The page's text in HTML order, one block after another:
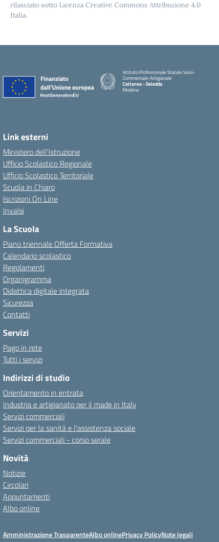
rilasciato sotto Licenza Creative Commons Attribuzione 4.0
Italia.
Istituto Professionale Statale Socio-
Commerciale-Artigianale
Cattaneo - Deledda
Modena
Link esterni
Ministero dell'Istruzione
Ufficio Scolastico Regionale
Ufficio Scolastico Territoriale
Scuola in Chiaro
Iscrizioni On Line
Invalsi
La Scuola
Piano triennale Offerta Formativa
Calendario scolastico
Regolamenti
Organigramma
Didattica digitale integrata
Sicurezza
Contatti
Servizi
Pago in rete
Tutti i servizi
Indirizzi di studio
Orientamento in entrata
Industria e artigianato per il made in Italy
Servizi commerciali
Servizi per la sanità e l'assistenza sociale
Servizi commerciali - corso serale
Novità
Notizie
Circolari
Appuntamenti
Albo online
Amministrazione TrasparenteAlbo onlinePrivacy PolicyNote legali